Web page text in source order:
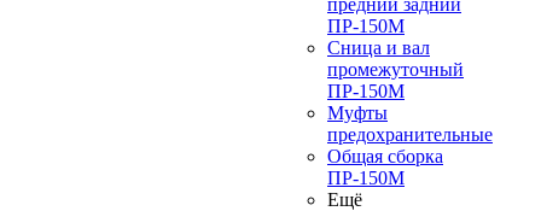
предний задний
ПР-150М
Сница и вал
промежуточный
ПР-150М
Муфты
предохранительные
Общая сборка
ПР-150М
Ещё